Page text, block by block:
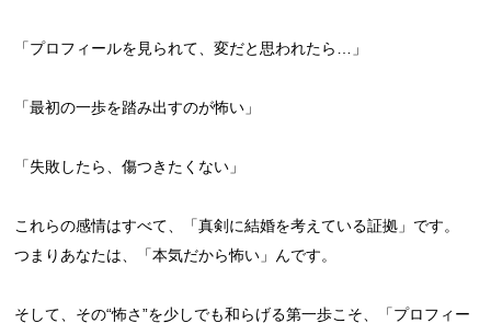
「プロフィールを見られて、変だと思われたら…」
「最初の一歩を踏み出すのが怖い」
「失敗したら、傷つきたくない」
これらの感情はすべて、「真剣に結婚を考えている証拠」です。
つまりあなたは、「本気だから怖い」んです。
そして、その“怖さ”を少しでも和らげる第一歩こそ、「プロフィー